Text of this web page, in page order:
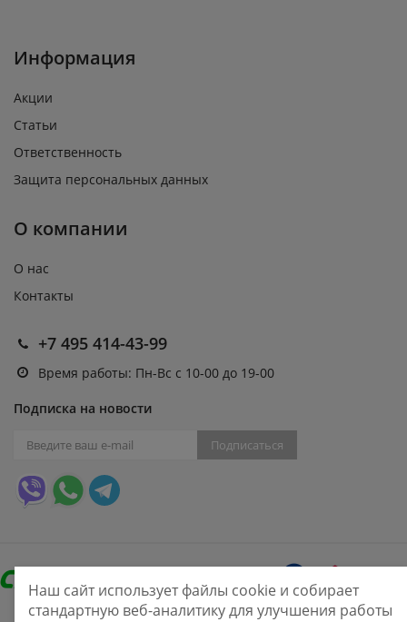
Информация
Акции
Статьи
Ответственность
Защита персональных данных
О компании
О нас
Контакты
+7 495 414-43-99
Время работы: Пн-Вс с 10-00 до 19-00
Подписка на новости
Подписаться
Наш сайт использует файлы cookie и собирает
стандартную веб-аналитику для улучшения работы